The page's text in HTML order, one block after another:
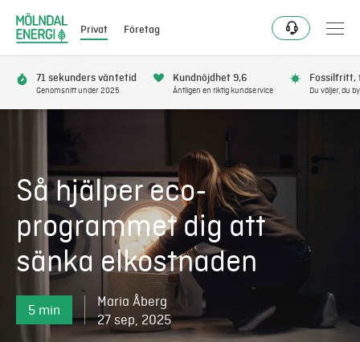
Privat Företag
Flytta
Förnya
Se avbrott
Få bonus
71 sekunders väntetid
Genomsnitt under 2025
Kundnöjdhet 9,6
Äntligen en riktig kundservice
Fossilfritt,
Du väljer, du
Så hjälper eco-
programmet dig att
sänka elkostnaden
5 min
Maria Åberg
27 sep, 2025